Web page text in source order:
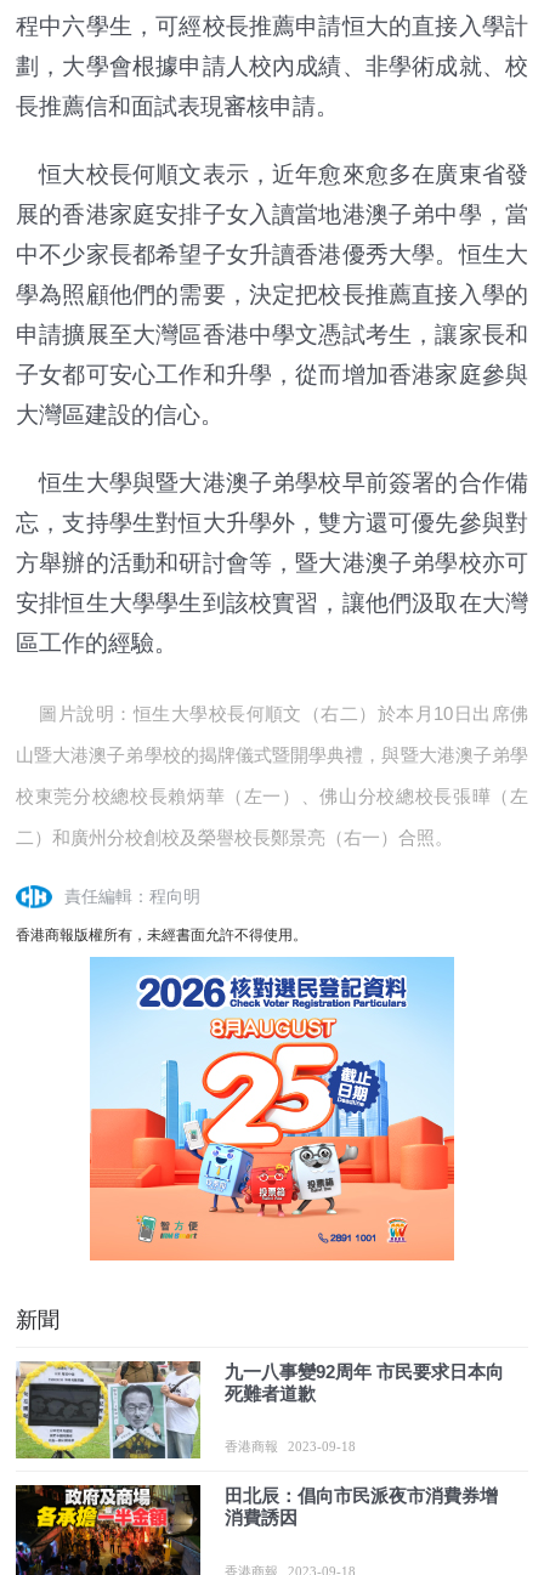
程中六學生，可經校長推薦申請恒大的直接入學計
劃，大學會根據申請人校內成績、非學術成就、校
長推薦信和面試表現審核申請。
恒大校長何順文表示，近年愈來愈多在廣東省發
展的香港家庭安排子女入讀當地港澳子弟中學，當
中不少家長都希望子女升讀香港優秀大學。恒生大
學為照顧他們的需要，決定把校長推薦直接入學的
申請擴展至大灣區香港中學文憑試考生，讓家長和
子女都可安心工作和升學，從而增加香港家庭參與
大灣區建設的信心。
恒生大學與暨大港澳子弟學校早前簽署的合作備
忘，支持學生對恒大升學外，雙方還可優先參與對
方舉辦的活動和研討會等，暨大港澳子弟學校亦可
安排恒生大學學生到該校實習，讓他們汲取在大灣
區工作的經驗。
圖片說明：恒生大學校長何順文（右二）於本月10日出席佛
山暨大港澳子弟學校的揭牌儀式暨開學典禮，與暨大港澳子弟學
校東莞分校總校長賴炳華（左一）、佛山分校總校長張曄（左
二）和廣州分校創校及榮譽校長鄭景亮（右一）合照。
責任編輯：程向明
香港商報版權所有，未經書面允許不得使用。
新聞
九一八事變92周年 市民要求日本向
死難者道歉
香港商報 2023-09-18
田北辰：倡向市民派夜市消費券增
消費誘因
香港商報 2023-09-18